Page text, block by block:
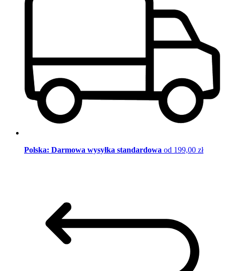
Polska: Darmowa wysyłka standardowa od 199,00 zł